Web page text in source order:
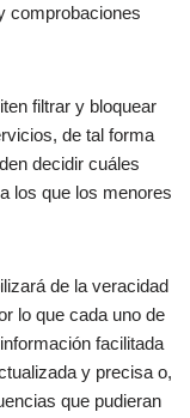
comprobaciones
filtrar y bloquear
de tal forma
decidir cuáles
los que los menores
de la veracidad
lo que cada uno de
facilitada
y precisa o,
que pudieran